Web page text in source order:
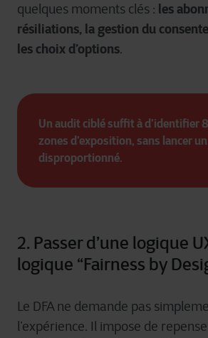
quelques moments clés : les
résiliations, la gestion du
les choix d’options.
Un audit ciblé suffit à d’identifier
zones d’exposition, sans lancer
disproportionné.
2. Passer d’une logique
logique “Fairness by
Le DFA ne demande pas
l’expérience. Il impose de